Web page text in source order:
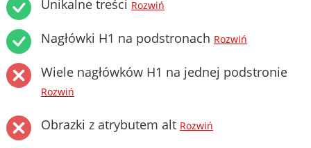
Unikalne treści Rozwiń
Nagłówki H1 na podstronach Rozwiń
Wiele nagłówków H1 na jednej podstronie
Rozwiń
Obrazki z atrybutem alt Rozwiń